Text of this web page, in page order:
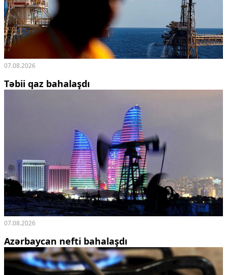
07.08.2026
Təbii qaz bahalaşdı
07.08.2026
Azərbaycan nefti bahalaşdı